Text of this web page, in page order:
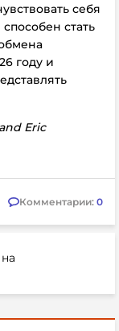
себя
стать
году и
Eric
Комментарии: 0